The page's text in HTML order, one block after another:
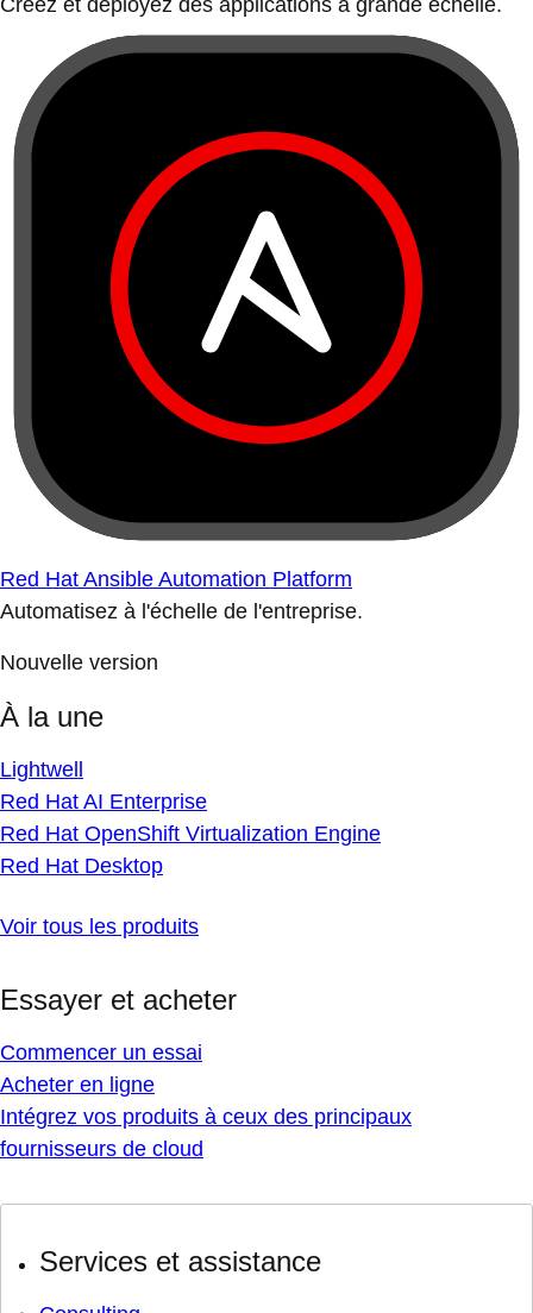
Créez et déployez des applications à grande échelle.
Red Hat Ansible Automation Platform
Automatisez à l'échelle de l'entreprise.
Nouvelle version
À la une
Lightwell
Red Hat AI Enterprise
Red Hat OpenShift Virtualization Engine
Red Hat Desktop
Voir tous les produits
Essayer et acheter
Commencer un essai
Acheter en ligne
Intégrez vos produits à ceux des principaux
fournisseurs de cloud
Services et assistance